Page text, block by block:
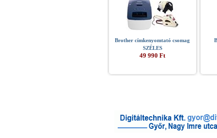
Brother címkenyomtató csomag
SZÉLES
49 990 Ft